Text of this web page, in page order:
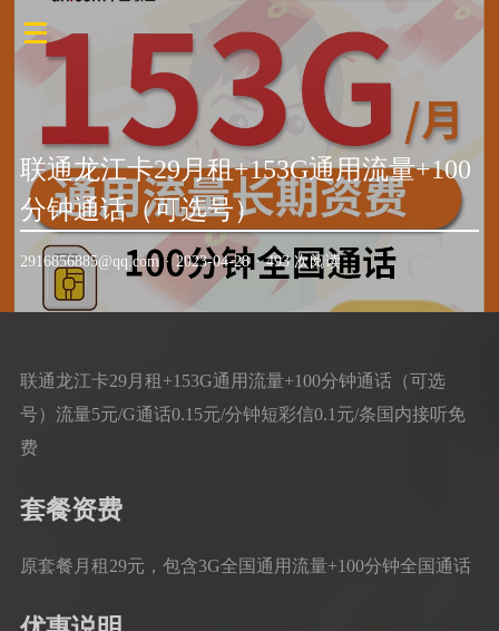
联通龙江卡29月租+153G通用流量+100
分钟通话（可选号）
2916856885@qq.com · 2023-04-28 · 493 次阅读
联通龙江卡29月租+153G通用流量+100分钟通话（可选
号）流量5元/G通话0.15元/分钟短彩信0.1元/条国内接听免
费
套餐资费
原套餐月租29元，包含3G全国通用流量+100分钟全国通话